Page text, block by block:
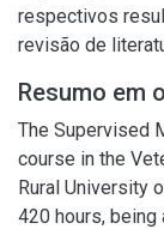
respectivos
revisão de
Resumo em
The Supervised
course in the
Rural University
420 hours, being